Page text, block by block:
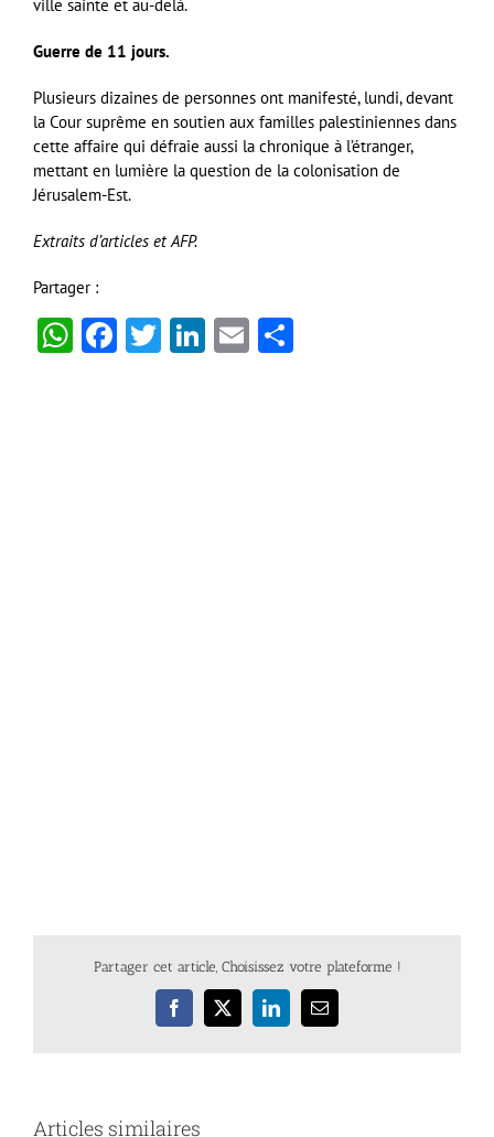
ville sainte et au-delà.
Guerre de 11 jours.
Plusieurs dizaines de personnes ont manifesté, lundi, devant
la Cour suprême en soutien aux familles palestiniennes dans
cette affaire qui défraie aussi la chronique à l’étranger,
mettant en lumière la question de la colonisation de
Jérusalem-Est.
Extraits d’articles et AFP.
Partager :
WhatsApp
Facebook
Twitter
LinkedIn
Email
Partager cet article, Choisissez votre plateforme !
Facebook
X LinkedInEmail
Articles similaires